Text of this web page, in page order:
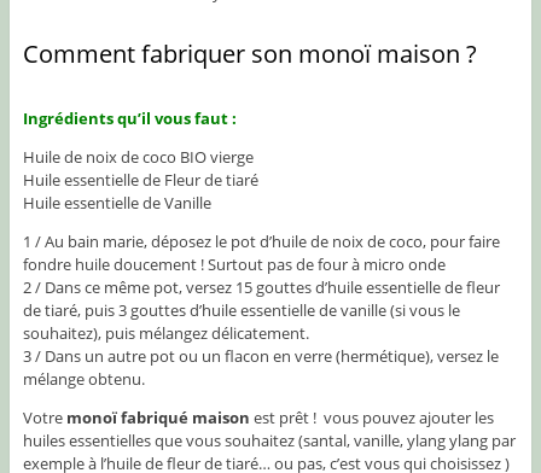
Comment fabriquer son monoï maison ?
Ingrédients qu’il vous faut :
Huile de noix de coco BIO vierge
Huile essentielle de Fleur de tiaré
Huile essentielle de Vanille
1 / Au bain marie, déposez le pot d’huile de noix de coco, pour faire
fondre huile doucement ! Surtout pas de four à micro onde
2 / Dans ce même pot, versez 15 gouttes d’huile essentielle de fleur
de tiaré, puis 3 gouttes d’huile essentielle de vanille (si vous le
souhaitez), puis mélangez délicatement.
3 / Dans un autre pot ou un flacon en verre (hermétique), versez le
mélange obtenu.
Votremonoï fabriqué maison est prêt ! vous pouvez ajouter les
huiles essentielles que vous souhaitez (santal, vanille, ylang ylang par
exemple à l’huile de fleur de tiaré… ou pas, c’est vous qui choisissez )